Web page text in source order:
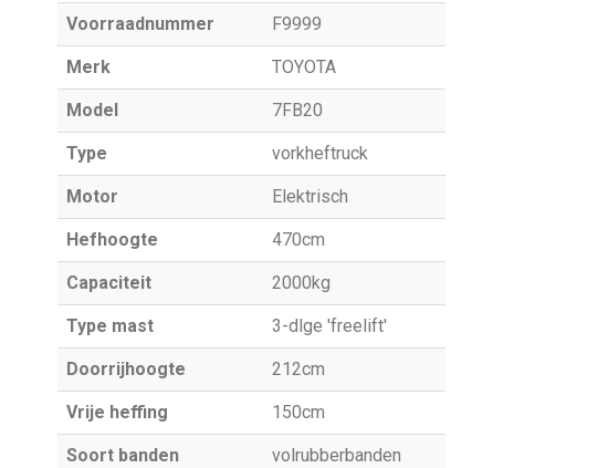
Voorraadnummer F9999
Merk TOYOTA
Model 7FB20
Type vorkheftruck
Motor Elektrisch
Hefhoogte 470cm
Capaciteit 2000kg
Type mast 3-dlge 'freelift'
Doorrijhoogte 212cm
Vrije heffing 150cm
Soort banden volrubberbanden